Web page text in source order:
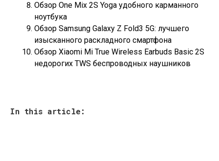
Обзор One Mix 2S Yoga удобного карманного
ноутбука
Обзор Samsung Galaxy Z Fold3 5G: лучшего
изысканного раскладного смартфона
Обзор Xiaomi Mi True Wireless Earbuds Basic 2S
недорогих TWS беспроводных наушников
In this article: